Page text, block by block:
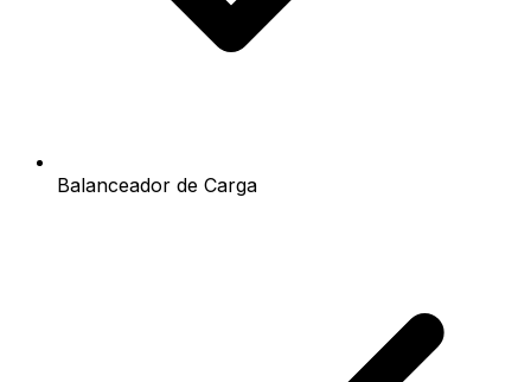
Balanceador de Carga